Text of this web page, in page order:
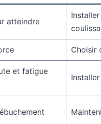
atteindre
Choisir
et fatigue